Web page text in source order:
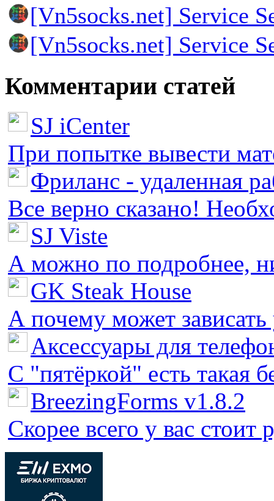
[Vn5socks.net] Service
[Vn5socks.net] Service
Комментарии статей
SJ iCenter
При попытке вывести
Фриланс - удаленная
Все верно сказано!
SJ Viste
А можно по подробнее,
GK Steak House
А почему может зависать
Аксессуары для
С "пятёркой" есть такая
BreezingForms v1.8.2
Скорее всего у вас стоит